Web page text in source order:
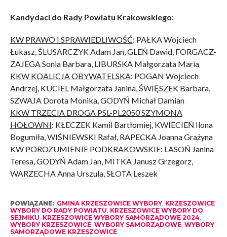
Kandydaci do Rady Powiatu Krakowskiego:
KW PRAWO I SPRAWIEDLIWOŚĆ: PAŁKA Wojciech
Łukasz, ŚLUSARCZYK Adam Jan, GLEŃ Dawid, FORGACZ-
ZAJEGA Sonia Barbara, LIBURSKA Małgorzata Maria
KKW KOALICJA OBYWATELSKA: POGAN Wojciech
Andrzej, KUCIEL Małgorzata Janina, ŚWIĘSZEK Barbara,
SZWAJA Dorota Monika, GODYŃ Michał Damian
KKW TRZECIA DROGA PSL-PL2050 SZYMONA
HOŁOWNI: KŁECZEK Kamil Bartłomiej, KWIECIEŃ Ilona
Bogumiła, WIŚNIEWSKI Rafał, RAPECKA Joanna Grażyna
KW POROZUMIENIE PODKRAKOWSKIE: LASOŃ Janina
Teresa, GODYŃ Adam Jan, MITKA Janusz Grzegorz,
WARZECHA Anna Urszula, SŁOTA Leszek
POWIĄZANE: GMINA KRZESZOWICE WYBORY, KRZESZOWICE
WYBORY DO RADY POWIATU KRZESZOWICE WYBORY DO
SEJMIKU KRZESZOWICE WYBORY SAMORZĄDOWE 2024
WYBORY KRZESZOWICE, WYBORY SAMORZĄDOWE, WYBORY
SAMORZĄDOWE KRZESZOWICE